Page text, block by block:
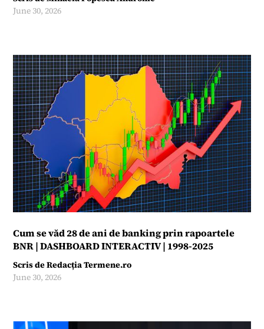
June 30, 2026
Cum se văd 28 de ani de banking prin rapoartele
BNR | DASHBOARD INTERACTIV | 1998-2025
Scris deRedacția Termene.ro
June 30, 2026